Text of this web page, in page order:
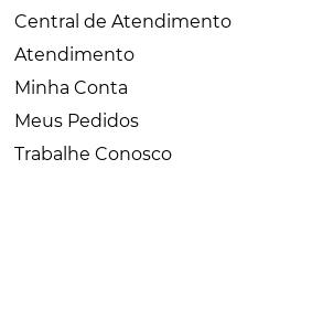
Central de Atendimento
Atendimento
Minha Conta
Meus Pedidos
Trabalhe Conosco